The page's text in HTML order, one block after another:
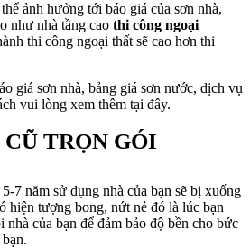
ảnh hưởng tới báo giá của sơn nhà,
như nhà tầng cao thi công ngoại
thi công ngoại thất sẽ cao hơn thi
giá sơn nhà, bảng giá sơn nước, dịch vụ
vui lòng xem thêm tại đây.
TRỌN GÓI
7 năm sử dụng nhà của bạn sẽ bị xuống
hiện tượng bong, nứt nẻ đó là lúc bạn
của bạn để đảm bảo độ bền cho bức